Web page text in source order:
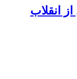
انقلاب